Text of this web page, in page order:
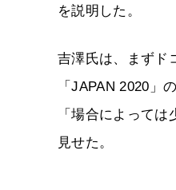
を説明した。
吉澤氏は、まずド
「JAPAN 2020」
「場合によって
見せた。